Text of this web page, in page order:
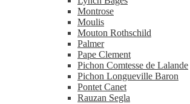
Montrose
Moulis
Mouton Rothschild
Palmer
Pape Clement
Pichon Comtesse de Lalande
Pichon Longueville Baron
Pontet Canet
Rauzan Segla